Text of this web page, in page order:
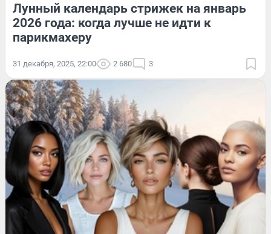
Лунный календарь стрижек на январь
2026 года: когда лучше не идти к
парикмахеру
31 декабря, 2025, 22:00 2 680 3